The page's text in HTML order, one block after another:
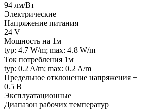
94 лм/Вт
Электрические
Напряжение питания
24 V
Мощность на 1м
typ: 4.7 W/m; max: 4.8 W/m
Ток потребления 1м
typ: 0.2 A/m; max: 0.2 A/m
Предельное отклонение напряжения ±
0.5 В
Эксплуатационные
Диапазон рабочих температур